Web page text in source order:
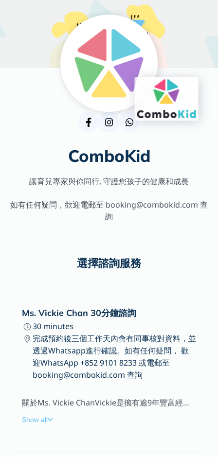
ComboKid
讓育兒專家與你同行, 守護您孩子的健康和成長
如有任何疑問，歡迎電郵至 booking@combokid.com 查
詢
選擇諮詢服務
Ms. Vickie Chan 30分鐘諮詢
30 minutes
完成預約後三個工作天內會有同事核對資料，並
透過Whatsapp進行確認。如有任何疑問， 歡
迎WhatsApp +852 9101 8233 或電郵至
booking@combokid.com 查詢
關於Ms. Vickie ChanVickie是擁有逾9年豐富經驗的雙語言語治療師。她曾於美國和香港不同設定的公立學校、私人診所、社區中心和醫院工作，與各年齡層的客戶合作。Vickie深信早期干預的重要性，熱衷協助家長支持孩子的語言發展。她能操流利的英語和粵語，並且能以普通話進行交流。專長為幼兒提供適齡的語言評估，了解幼兒的語言發展程度，以便提供個性化的語言干預方案。針對幼兒語言發展中的問題，提供專業的語言訓練和治療，以提升幼兒的語言能力和表達能力。培養幼兒的語言學習興趣和自信心，提高幼兒參與語言活動的積極性和主動性。
Show all